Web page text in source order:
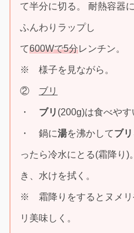
て半分に切る。 耐熱容器
ふんわりラップし
て600Wで5分レンチン。
※ 様子を見ながら。
② ブリ
・ ブリ (200g)は食べやす
・ 鍋に湯を沸かしてブリ
ったら冷水にとる(霜降り)
き、水けを拭く。
※ 霜降りをするとヌメリ
リ美味しく。